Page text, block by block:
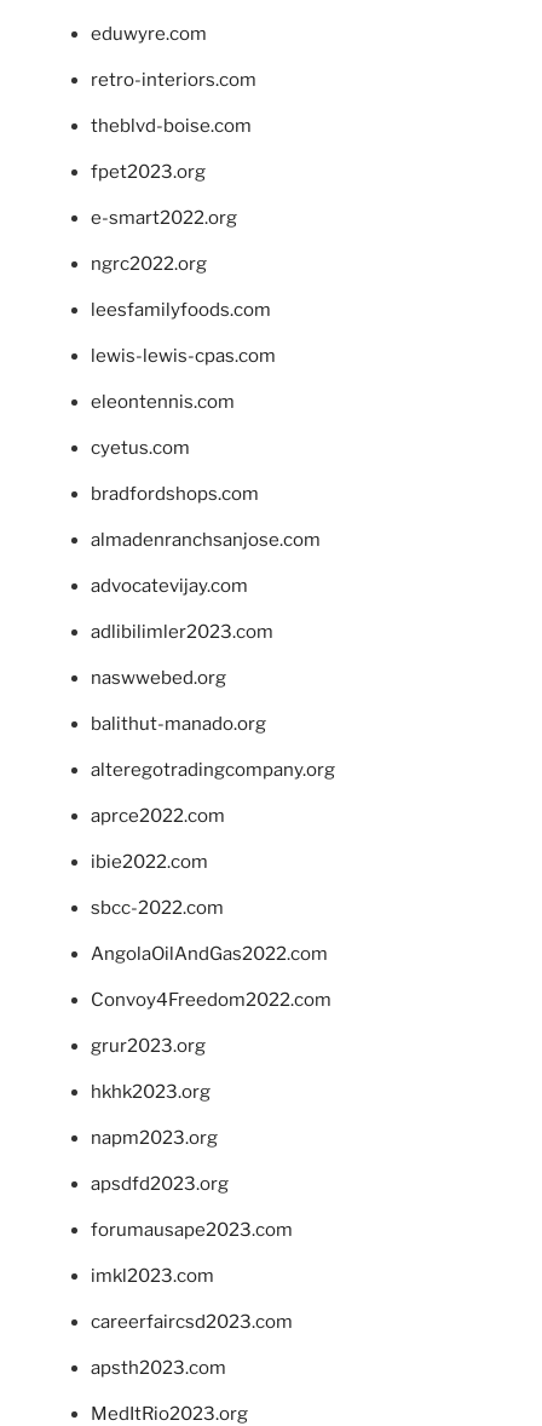
eduwyre.com
retro-interiors.com
theblvd-boise.com
fpet2023.org
e-smart2022.org
ngrc2022.org
leesfamilyfoods.com
lewis-lewis-cpas.com
eleontennis.com
cyetus.com
bradfordshops.com
almadenranchsanjose.com
advocatevijay.com
adlibilimler2023.com
naswwebed.org
balithut-manado.org
alteregotradingcompany.org
aprce2022.com
ibie2022.com
sbcc-2022.com
AngolaOilAndGas2022.com
Convoy4Freedom2022.com
grur2023.org
hkhk2023.org
napm2023.org
apsdfd2023.org
forumausape2023.com
imkl2023.com
careerfaircsd2023.com
apsth2023.com
MedItRio2023.org